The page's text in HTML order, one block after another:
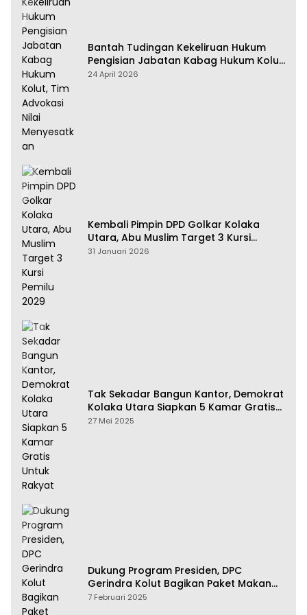
Bantah Tudingan Kekeliruan Hukum
Pengisian Jabatan Kabag Hukum Kolut,
Tim Advokasi Nilai Menyesatkan
24 April 2026
Kembali Pimpin DPD Golkar Kolaka
Utara, Abu Muslim Target 3 Kursi
Pemilu 2029
31 Januari 2026
Tak Sekadar Bangun Kantor, Demokrat
Kolaka Utara Siapkan 5 Kamar Gratis
Untuk Rakyat
27 Mei 2025
Dukung Program Presiden, DPC
Gerindra Kolut Bagikan Paket Makan
Bergizi Gratis
7 Februari 2025